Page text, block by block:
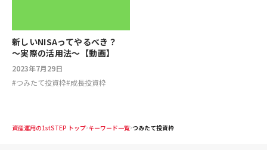
新しいNISAってやるべき？
～実際の活用法～【動画】
2023年7月29日
#つみたて投資枠#成長投資枠
資産運用の1stSTEP トップ キーワード一覧 つみたて投資枠